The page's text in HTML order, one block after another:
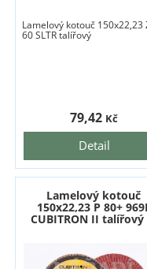
Lamelový kotouč 150x22,23
60 SLTR talířový
Detail
79,42 Kč
Lamelový kotouč
150x22,23 P 80+
CUBITRON II talířový